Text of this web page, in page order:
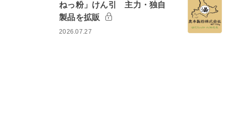
ねっ粉」けん引 主力・独自
製品を拡販
2026.07.27